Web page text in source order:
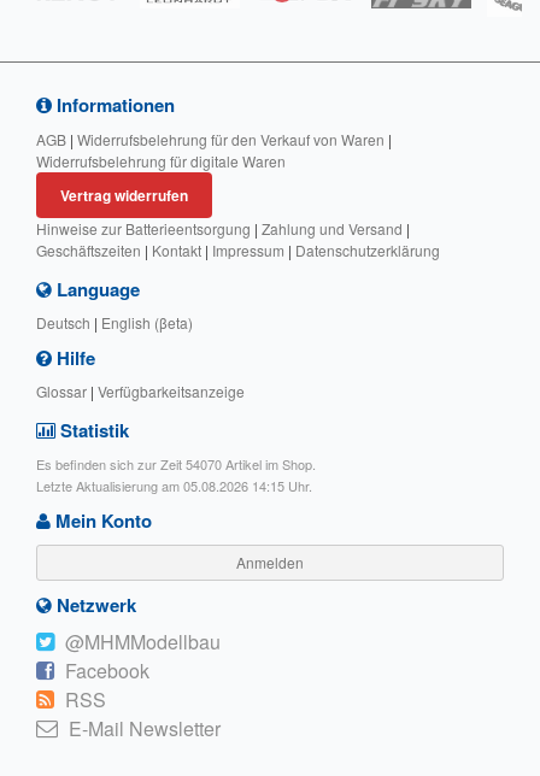
Informationen
AGB | Widerrufsbelehrung für den Verkauf von Waren |
Widerrufsbelehrung für digitale Waren
Vertrag widerrufen
Hinweise zur Batterieentsorgung | Zahlung und Versand |
Geschäftszeiten | Kontakt | Impressum | Datenschutzerklärung
Language
Deutsch | English (βeta)
Hilfe
Glossar | Verfügbarkeitsanzeige
Statistik
Es befinden sich zur Zeit 54070 Artikel im Shop.
Letzte Aktualisierung am 05.08.2026 14:15 Uhr.
Mein Konto
Anmelden
Netzwerk
@MHMModellbau
Facebook
RSS
E-Mail Newsletter